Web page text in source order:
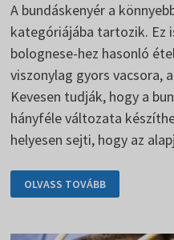
A bundáskenyér a
kategóriájába tartozik. Ez
bolognese-hez hasonló
viszonylag gyors
Kevesen tudják, hogy a
hányféle változata
helyesen sejti, hogy az
PIRÍTÓS
SOKFÉLEKÉPPEN
OLVASS TOVÁBB